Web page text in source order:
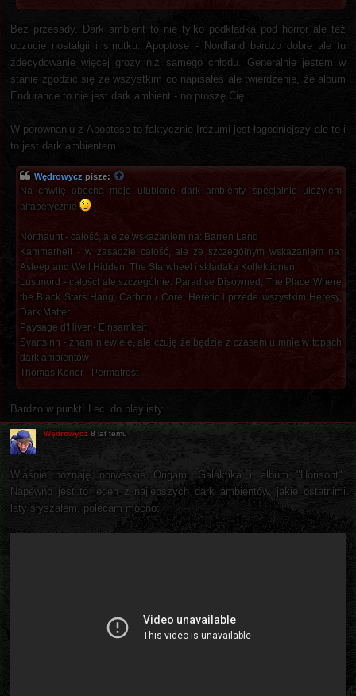
Bez przesady. Dark ambient to nie tylko podkładka pod horror ale też
uczucie nostalgii i smutku. Apoptose - Nordland bardzo dobre ale tu
zdecydowanie więcej grozy niż samego chłodu. Generalnie jestem w
stanie zgodzić się ze wszystkim co napisałeś ale twierdzenie, że album
Endurance to nie jest dark ambient - no proszę Cię...
W porównaniu z Apoptose to faktycznie Irezumi jest łagodniejszy ale to i
to jest dark ambientem.
Wędrowycz pisze:
Na chwilę obecną moje ulubione dark ambienty, specjalnie ułożyłem
alfabetycznie
Northaunt - całość, ale ze wskazaniem na: Barren Land
Kammarheit - w zasadzie całość, ale ze szczególnym wskazaniem na:
Asleep and Well Hidden, The Starwheel i składaka Kollektionen
Lustmord - całość! ale szczególnie: Paradise Disowned, The Place Where
the Black Stars Hang, Carbon / Core, Heretic i przede wszystkim Heresy,
Dark Matter
Paysage d'Hiver - Einsamkeit
Svartsinn - znam niewiele, ale czuję że będzie z czasem u mnie w topach
dark ambientów
Thomas Köner - Permafrost
Bardzo w punkt! Leci do playlisty
Wędrowycz 8 lat temu
Właśnie poznaję norweskie Origami Galaktika i album "Horisont".
Napewno jest to jeden z najlepszych dark ambientów, jakie ostatnimi
laty słyszałem, polecam mocno: